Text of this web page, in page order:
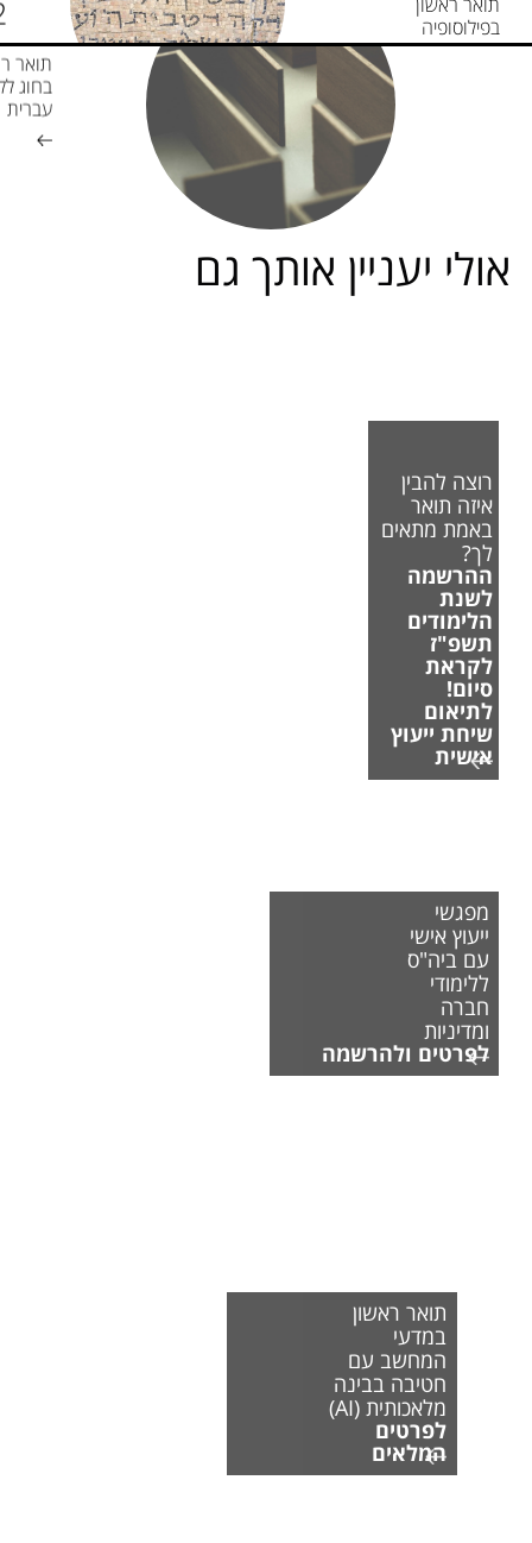
תואר
בחוג
עברית
בפילוסופיה
אולי יעניין אותך גם
רוצה להבין
איזה תואר
באמת מתאים
לך?
ההרשמה
לשנת
הלימודים
תשפ"ז
לקראת
סיום!
לתיאום
שיחת ייעוץ
אישית
מפגשי
ייעוץ אישי
עם ביה"ס
ללימודי
חברה
ומדיניות
לפרטים ולהרשמה
תואר ראשון
במדעי
המחשב עם
חטיבה בבינה
מלאכותית (AI)
לפרטים
המלאים